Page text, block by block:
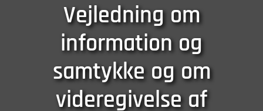
Vejledning om
information og
samtykke og om
videregivelse af